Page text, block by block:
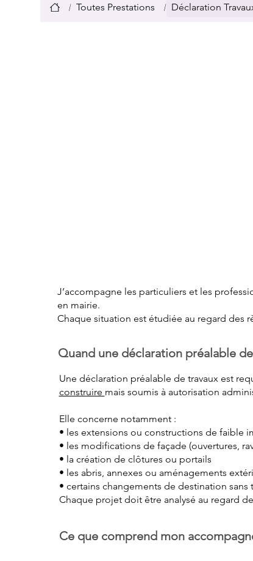
/ Toutes Prestations / Déclaration
J’accompagne les particuliers et les
en mairie.
Chaque situation est étudiée au regard des
Quand une déclaration préalable
Une déclaration préalable de travaux est
construire mais soumis à autorisation
Elle concerne notamment :
• les extensions ou constructions de faible
• les modifications de façade (ouvertures,
• la création de clôtures ou portails
• les abris, annexes ou aménagements
• certains changements de destination sans
Chaque projet doit être analysé au regard
Ce que comprend mon